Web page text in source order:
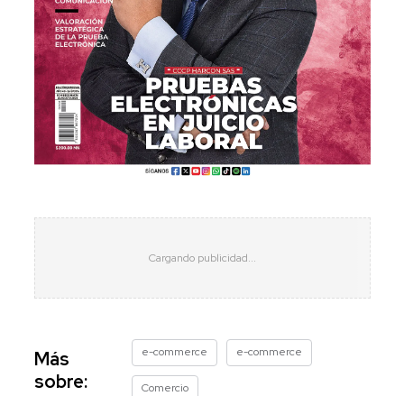
Más
sobre:
e-commerce e-commerce
Comercio